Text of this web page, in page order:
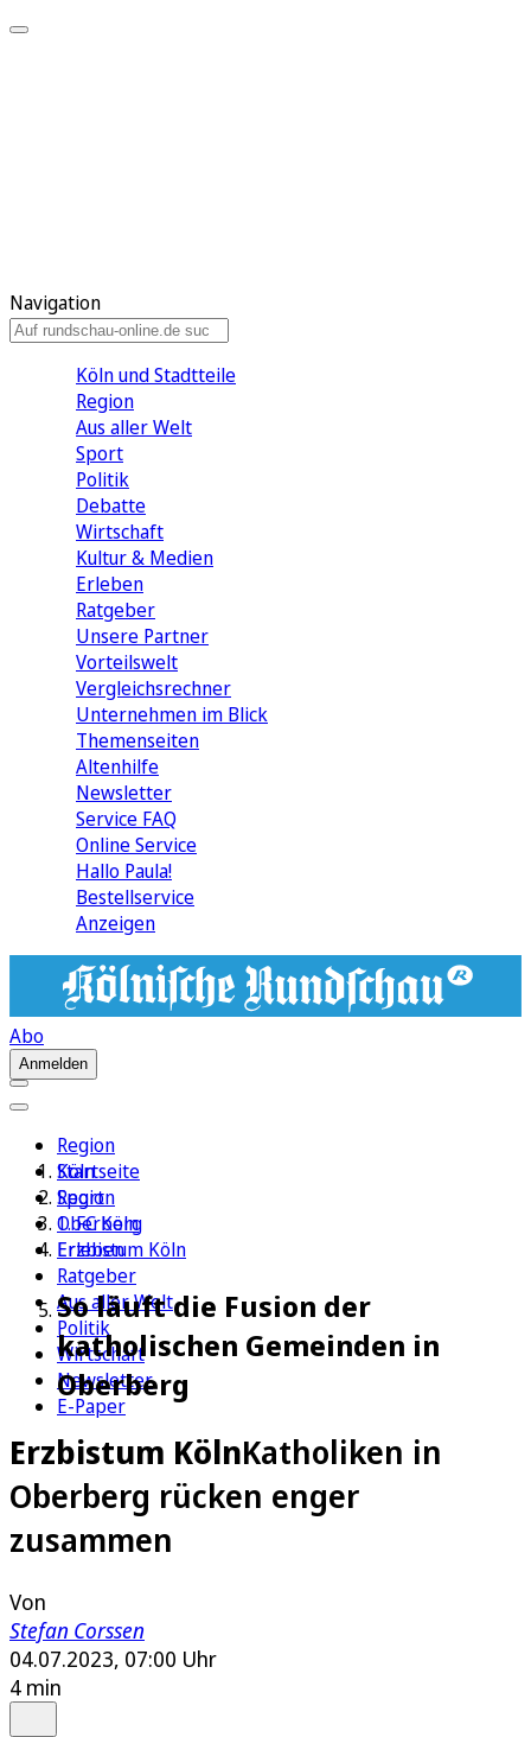
Navigation
Köln und Stadtteile
Region
Aus aller Welt
Sport
Politik
Debatte
Wirtschaft
Kultur & Medien
Erleben
Ratgeber
Unsere Partner
Vorteilswelt
Vergleichsrechner
Unternehmen im Blick
Themenseiten
Altenhilfe
Newsletter
Service FAQ
Online Service
Hallo Paula!
Bestellservice
Anzeigen
Abo
Anmelden
Region
Köln
Sport
1. FC Köln
Erleben
Ratgeber
Aus aller Welt
Politik
Wirtschaft
Newsletter
E-Paper
Startseite
Region
Oberberg
Erzbistum Köln
So läuft die Fusion der
katholischen Gemeinden in
Oberberg
Erzbistum KölnKatholiken in
Oberberg rücken enger
zusammen
Von
Stefan Corssen
04.07.2023, 07:00 Uhr
4 min